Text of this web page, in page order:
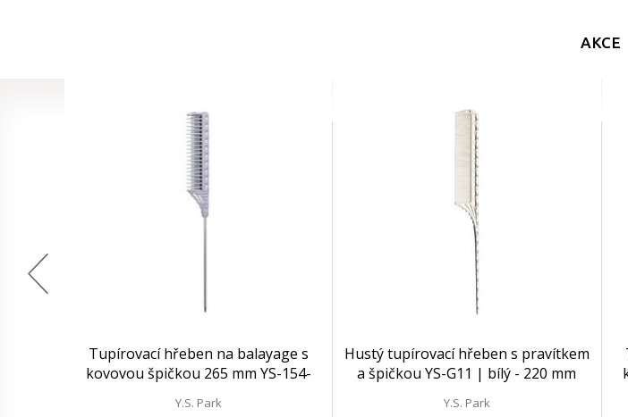
AKCE
Tupírovací hřeben na balayage s
kovovou špičkou 265 mm YS-154-
Y.S. Park
Hustý tupírovací hřeben s pravítkem
a špičkou YS-G11 | bílý - 220 mm
Y.S. Park